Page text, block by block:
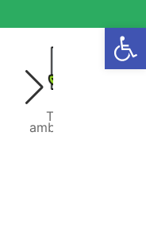
Temas
ambientales